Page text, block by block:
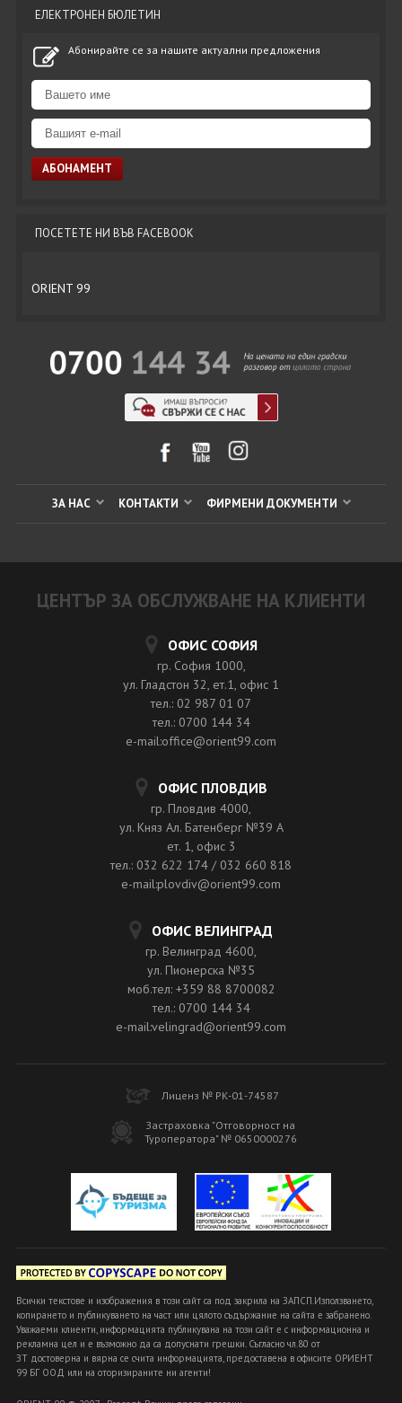
ЕЛЕКТРОНЕН БЮЛЕТИН
Абонирайте се за нашите актуални предложения
ПОСЕТЕТЕ НИ ВЪВ FACEBOOK
ORIENT 99
ЗА НАС КОНТАКТИ ФИРМЕНИ ДОКУМЕНТИ
ЦЕНТЪР ЗА ОБСЛУЖВАНЕ НА КЛИЕНТИ
ОФИС СОФИЯ
гр. София 1000,
ул. Гладстон 32, ет.1, офис 1
тел.: 02 987 01 07
тел.: 0700 144 34
e-mail:office@orient99.com
ОФИС ПЛОВДИВ
гр. Пловдив 4000,
ул. Княз Ал. Батенберг №39 A
ет. 1, офис 3
тел.: 032 622 174 / 032 660 818
e-mail:plovdiv@orient99.com
ОФИС ВЕЛИНГРАД
гр. Велинград 4600,
ул. Пионерска №35
моб.тел: +359 88 8700082
тел.: 0700 144 34
e-mail:velingrad@orient99.com
Лиценз № РК-01-74587
Застраховка "Отговорност на
Туроператора" № 0650000276
Всички текстове и изображения в този сайт са под закрила на ЗАПСП.Използването,
копирането и публикуването на част или цялото съдържание на сайта е забранено.
Уважаеми клиенти, информацията публикувана на този сайт е с информационна и
рекламна цел и е възможно да са допуснати грешки. Съгласно чл.80 от
ЗТ достоверна и вярна се счита информацията, предоставена в офисите ОРИЕНТ
99 БГ ООД или на оторизираните ни агенти!